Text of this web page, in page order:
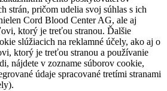
strán, pričom udelia svoj súhlas s ich
Cord Blood Center AG, ale aj
ktorý je treťou stranou. Ďalšie
slúžiacich na reklamné účely, ako aj o
ktorý je treťou stranou a používanie
nájdete v zozname súborov cookie,
údaje spracované tretími stranami